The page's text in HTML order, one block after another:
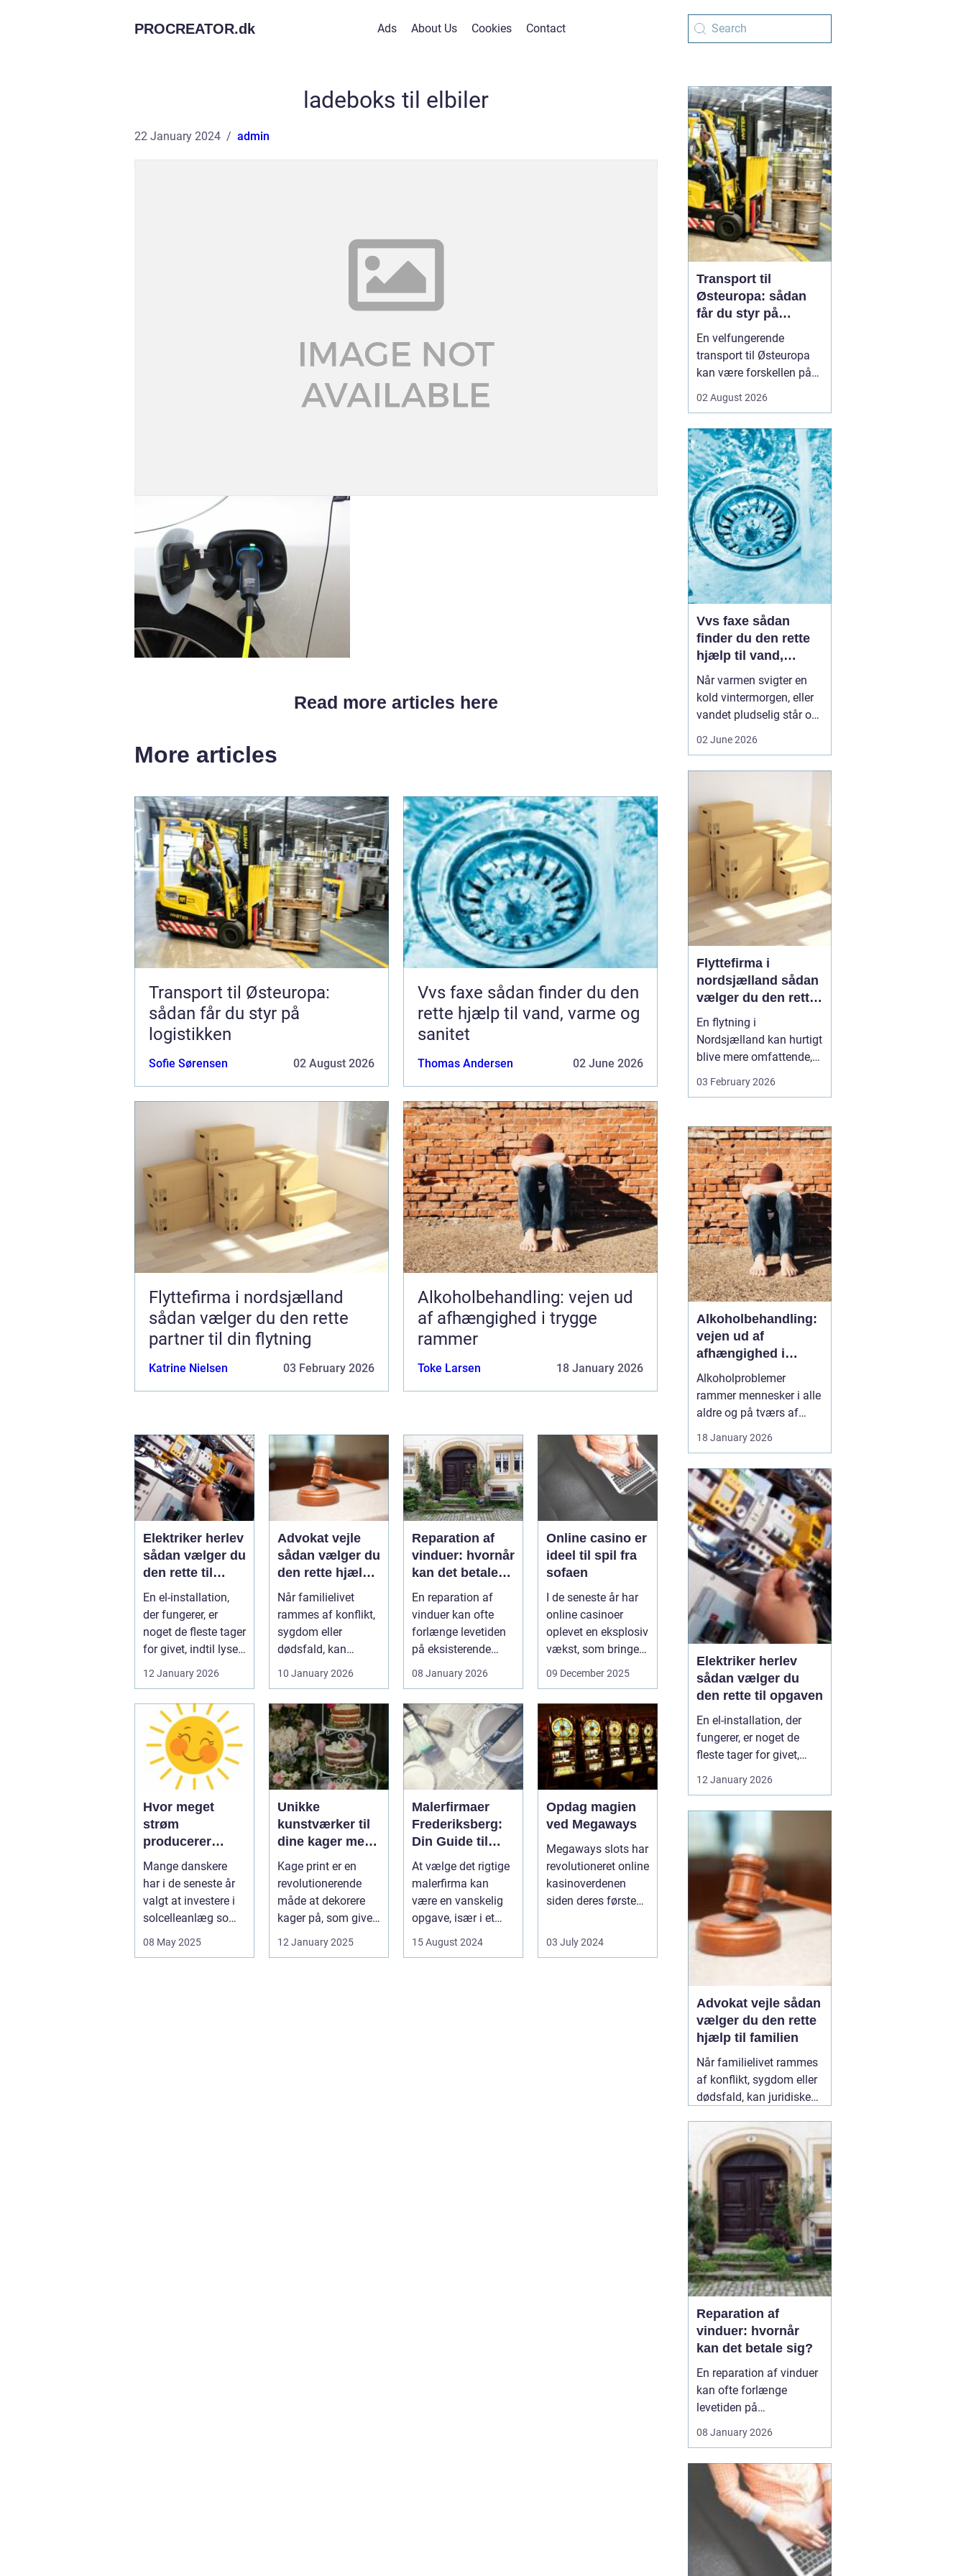
PROCREATOR.dk Ads About Us Cookies Contact
ladeboks til elbiler
22 January 2024 admin
Read more articles here
More articles
Transport til Østeuropa:
sådan får du styr på
logistikken
Sofie Sørensen 02 August 2026
Vvs faxe sådan finder du den
rette hjælp til vand, varme og
sanitet
Thomas Andersen 02 June 2026
Flyttefirma i nordsjælland
sådan vælger du den rette
partner til din flytning
Katrine Nielsen 03 February 2026
Alkoholbehandling: vejen ud
af afhængighed i trygge
rammer
Toke Larsen 18 January 2026
Elektriker herlev
sådan vælger du
den rette til
opgaven
En el-installation,
der fungerer, er
noget de fleste tager
for givet, indtil lyset
12 January 2026
Advokat vejle
sådan vælger du
den rette hjælp
til familien
Når familielivet
rammes af konflikt,
sygdom eller
dødsfald, kan
hurtigt vokse si...
10 January 2026
Reparation af
vinduer: hvornår
kan det betale
sig?
En reparation af
vinduer kan ofte
forlænge levetiden
på eksisterende
08 January 2026
Online casino er
ideel til spil fra
sofaen
I de seneste år har
online casinoer
oplevet en eksplosiv
vækst, som bringer
spændi...
09 December 2025
Hvor meget
strøm
producerer
solceller om
vinteren?
Mange danskere
har i de seneste år
valgt at investere i
solcelleanlæg som
08 May 2025
Unikke
kunstværker til
dine kager med
kage print
Kage print er en
revolutionerende
måde at dekorere
kager på, som giver
12 January 2025
Malerfirmaer
Frederiksberg:
Din Guide til
Kvalitet og
Service
At vælge det rigtige
malerfirma kan
være en vanskelig
opgave, især i et
Frederiksberg, hv...
15 August 2024
Opdag magien
ved Megaways
Megaways slots har
revolutioneret online
kasinoverdenen
siden deres første
spillea...
03 July 2024
Transport til
Østeuropa: sådan
får du styr på
logistikken
En velfungerende
transport til Østeuropa
kan være forskellen på
dyre forsinkelser. Mange
mod Baltikum, Ukraine
og resten af regionen for
at finde nye kunder og
leverandører. Men v...
02 August 2026
Vvs faxe sådan
finder du den rette
hjælp til vand,
varme og sanitet
Når varmen svigter en
kold vintermorgen, eller
vandet pludselig står op
installatører en central
rolle i hverdagen, selv
om vi sjældent tænker
over det. Gennemgang
af varmea...
02 June 2026
Flyttefirma i
nordsjælland sådan
vælger du den rette
partner til din
flytning
En flytning i
Nordsjælland kan hurtigt
blive mere omfattende,
end man først tror. Der er
nøgler, flyttekasser,
parkering, møbler der
skal skilles ad, og
ejendele med
affektionsværdi, som
helst skal komme sikkert
frem. Mange vælger
der...
03 February 2026
Alkoholbehandling:
vejen ud af
afhængighed i
trygge rammer
Alkoholproblemer
rammer mennesker i alle
aldre og på tværs af
starter det med hygge,
at dæmpe uro og svære
følelser på. Langsomt
flytter alkoholen græns...
18 January 2026
Elektriker herlev
sådan vælger du
den rette til opgaven
En el-installation, der
fungerer, er noget de
fleste tager for givet,
eller en stikkontakt bliver
problemer, kan det
hurtigt blive både utrygt
og dyrt, hvis der ikke
reageres rigtigt. Derfor
giver ...
12 January 2026
Advokat vejle sådan
vælger du den rette
hjælp til familien
Når familielivet rammes
af konflikt, sygdom eller
dødsfald, kan juridiske
sig store. Mange oplever,
at de både skal håndtere
følelser og praktiske
problemer på én gang.
Her kan en erfaren10
January 2026
Reparation af
vinduer: hvornår
kan det betale sig?
En reparation af vinduer
kan ofte forlænge
levetiden på
glas med mange år. For
valget mellem at
reparere eller udskifte
hele vinduet, og
beslutningen har både
08 January 2026